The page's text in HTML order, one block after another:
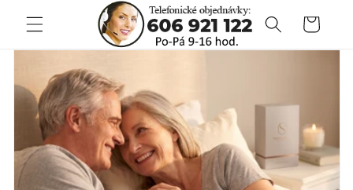
Přejít k
obsahu Košík